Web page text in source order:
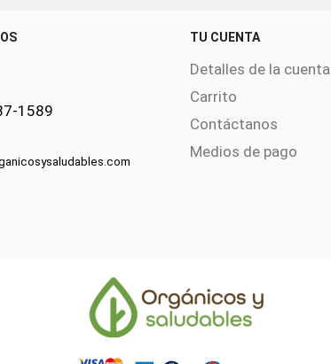
1589
TU CUENTA
Detalles de la cuenta
Carrito
Contáctanos
Medios de pago